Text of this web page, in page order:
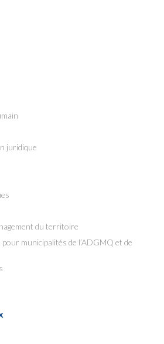
juridique
du territoire
pour municipalités de l’ADGMQ et de